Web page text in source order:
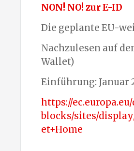
NON! NO! zur E-ID
Die geplante EU-
Nachzulesen auf
Wallet)
Einführung: Januar
https://
blocks/sites/
et+Home